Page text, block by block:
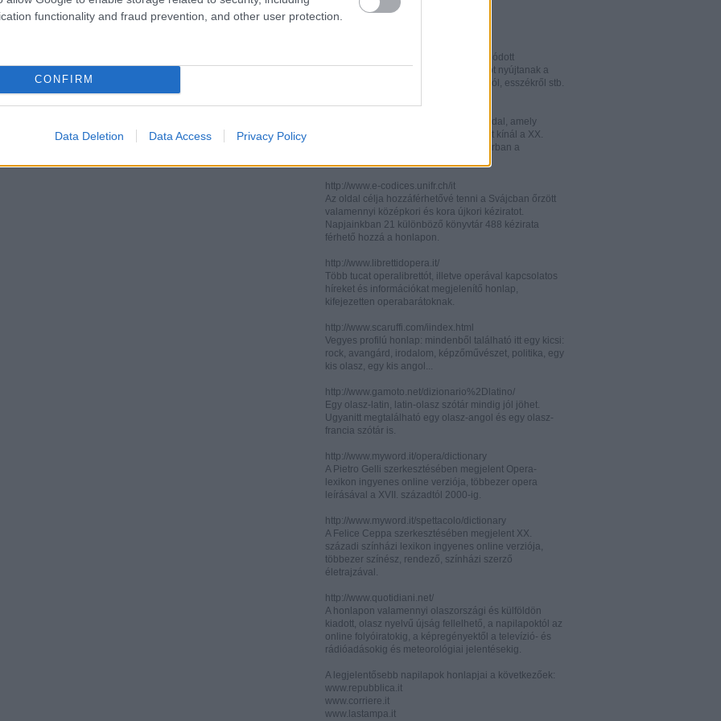
functionality and fraud prevention, and other user protection.
CONFIRM
Data Deletion Data Access Privacy Policy
http://www.italianistica.info/
Két, italianisztikai kutatásra specializálódott
információs portál - számos információt nyújtanak a
legújabb publikációkról, konferenciákról, esszékről stb.
http://digilander.libero.it/letteratura/
Könnyen áttkinthető irodalomkritikai oldal, amely
műelemzéseket és szerzői életrajzokat kínál a XX.
század elejéről. Célközönsége elsősorban a
http://www.e-codices.unifr.ch/it
Az oldal célja hozzáférhetővé tenni a Svájcban őrzött
valamennyi középkori és kora újkori kéziratot.
Napjainkban 21 különböző könyvtár 488 kézirata
férhető hozzá a honlapon.
http://www.librettidopera.it/
Több tucat operalibrettót, illetve operával kapcsolatos
híreket és információkat megjelenítő honlap,
kifejezetten operabarátoknak.
http://www.scaruffi.com/iindex.html
Vegyes profilú honlap: mindenből található itt egy kicsi:
rock, avangárd, irodalom, képzőművészet, politika, egy
kis olasz, egy kis angol...
http://www.gamoto.net/dizionario%2Dlatino/
Egy olasz-latin, latin-olasz szótár mindig jól jöhet.
Ugyanitt megtalálható egy olasz-angol és egy olasz-
francia szótár is.
http://www.myword.it/opera/dictionary
A Pietro Gelli szerkesztésében megjelent Opera-
lexikon ingyenes online verziója, többezer opera
leírásával a XVII. századtól 2000-ig.
http://www.myword.it/spettacolo/dictionary
A Felice Ceppa szerkesztésében megjelent XX.
századi színházi lexikon ingyenes online verziója,
többezer színész, rendező, színházi szerző
életrajzával.
http://www.quotidiani.net/
A honlapon valamennyi olaszországi és külföldön
kiadott, olasz nyelvű újság fellelhető, a napilapoktól az
online folyóiratokig, a képregényektől a televízió- és
rádióadásokig és meteorológiai jelentésekig.
A legjelentősebb napilapok honlapjai a következőek:
www.repubblica.it
www.corriere.it
www.lastampa.it